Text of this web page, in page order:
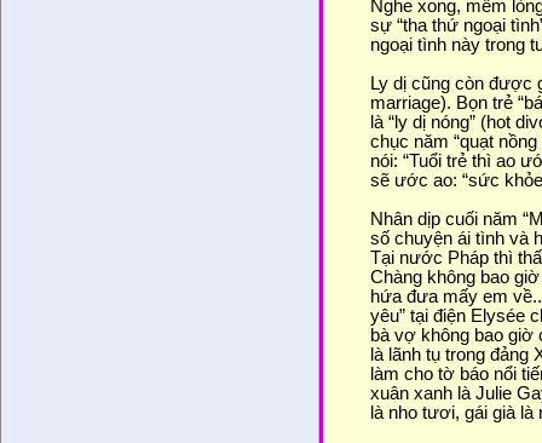
Nghe xong, mềm
sự “tha thứ ngoại
ngoại tình này trong
Ly dị cũng còn được
marriage). Bọn trẻ
là “ly dị nóng” (hot
chục năm “quạt
nói: “Tuổi trẻ thì ao
sẽ ước ao: “sức
Nhân dịp cuối năm
số chuyện ái tình và
Tại nước Pháp thì
Chàng không bao
hứa đưa mấy em
yêu” tại điện Elysée
bà vợ không bao giờ
là lãnh tụ trong đảng
làm cho tờ báo nổi
xuân xanh là Julie
là nho tươi, gái già là